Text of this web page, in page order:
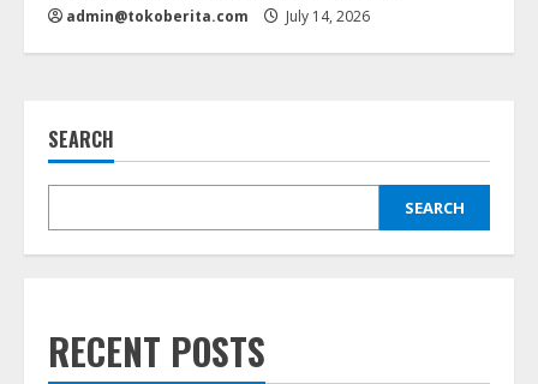
admin@tokoberita.com July 14, 2026
SEARCH
SEARCH
RECENT POSTS